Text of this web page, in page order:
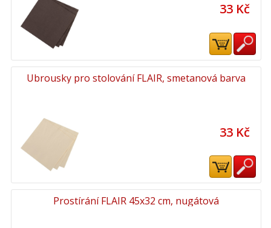
33 Kč
Ubrousky pro stolování FLAIR, smetanová barva
33 Kč
Prostírání FLAIR 45x32 cm, nugátová